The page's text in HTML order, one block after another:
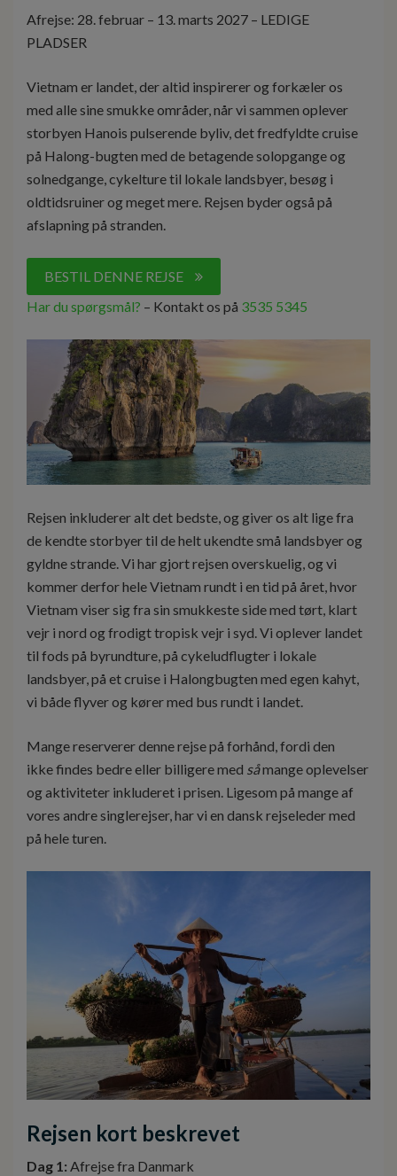
Afrejse: 28. februar – 13. marts 2027 – LEDIGE
PLADSER
Vietnam er landet, der altid inspirerer og forkæler os
med alle sine smukke områder, når vi sammen oplever
storbyen Hanois pulserende byliv, det fredfyldte cruise
på Halong-bugten med de betagende solopgange og
solnedgange, cykelture til lokale landsbyer, besøg i
oldtidsruiner og meget mere. Rejsen byder også på
afslapning på stranden.
BESTIL DENNE REJSE
Har du spørgsmål? – Kontakt os på 3535 5345
Rejsen inkluderer alt det bedste, og giver os alt lige fra
de kendte storbyer til de helt ukendte små landsbyer og
gyldne strande. Vi har gjort rejsen overskuelig, og vi
kommer derfor hele Vietnam rundt i en tid på året, hvor
Vietnam viser sig fra sin smukkeste side med tørt, klart
vejr i nord og frodigt tropisk vejr i syd. Vi oplever landet
til fods på byrundture, på cykeludflugter i lokale
landsbyer, på et cruise i Halongbugten med egen kahyt,
vi både flyver og kører med bus rundt i landet.
Mange reserverer denne rejse på forhånd, fordi den
ikke findes bedre eller billigere med såmange oplevelser
og aktiviteter inkluderet i prisen. Ligesom på mange af
vores andre singlerejser, har vi en dansk rejseleder med
på hele turen.
Rejsen kort beskrevet
Dag 1: Afrejse fra Danmark